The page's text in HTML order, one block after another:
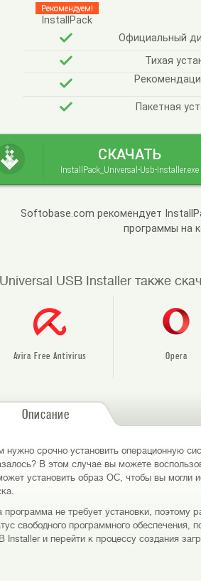
Рекомендуем!
InstallPack
Официальный
Тихая
Пакетная
СКАЧАТЬ
InstallPack_Universal-Usb-Installer.exe
Softobase.com рекомендует
программы на
USB Installer также
Avira Free Antivirus Opera
Описание
нужно срочно установить операционную
В этом случае вы можете
установить образ ОС, чтобы вы могли
программа не требует установки, поэтому
свободного программного
Installer и перейти к процессу создания